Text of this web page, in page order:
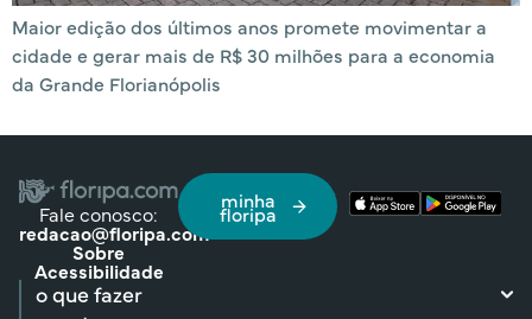
Maior edição dos últimos anos promete movimentar a
cidade e gerar mais de R$ 30 milhões para a economia
da Grande Florianópolis
Fale conosco:
redacao@floripa.com
Sobre
Acessibilidade
minha
floripa
o que fazer